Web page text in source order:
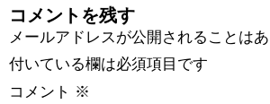
コメントを残す
メールアドレスが公開されることはあ
付いている欄は必須項目です
コメント ※